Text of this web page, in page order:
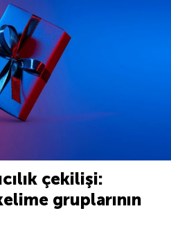
çekilişi:
gruplarının